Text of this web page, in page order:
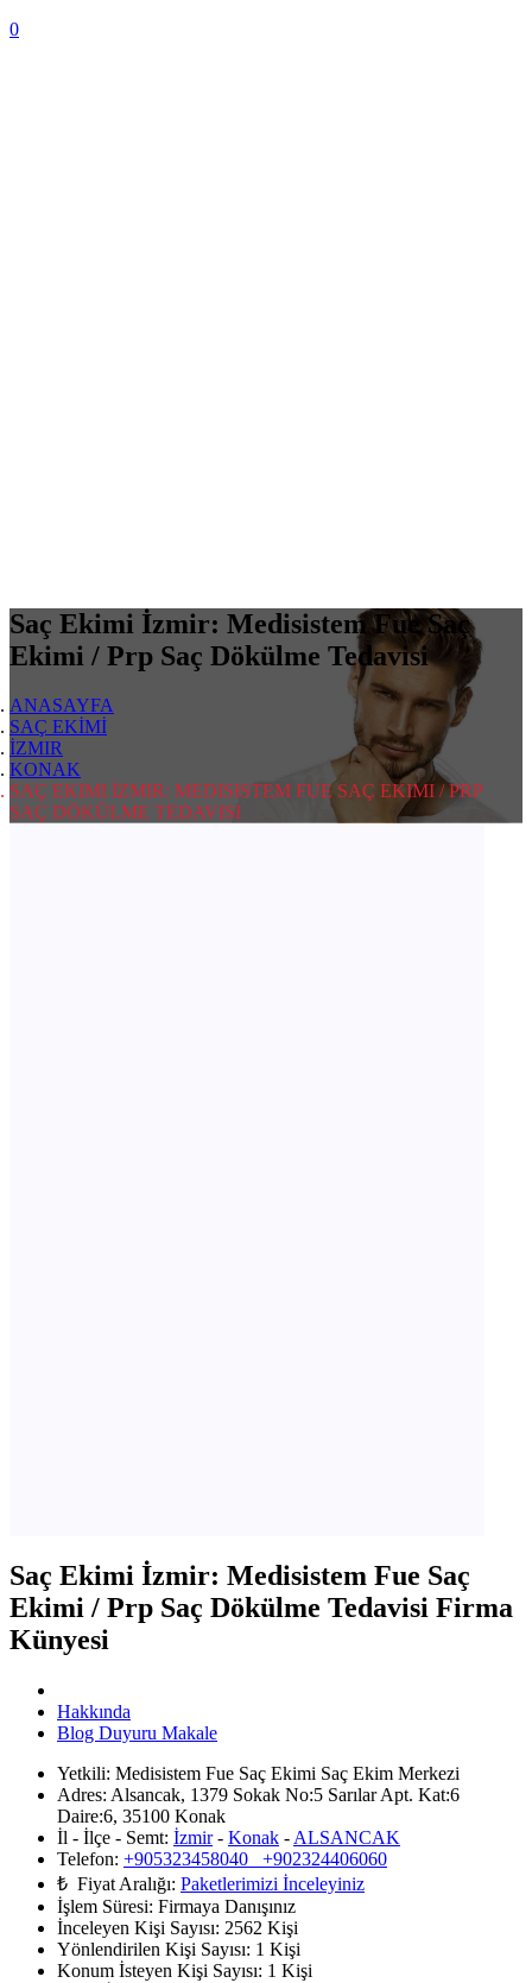
0
Saç Ekimi İzmir: Medisistem Fue Saç
Ekimi / Prp Saç Dökülme Tedavisi
ANASAYFA
SAÇ EKİMİ
İZMIR
KONAK
SAÇ EKIMI İZMIR: MEDISISTEM FUE SAÇ EKIMI / PRP
SAÇ DÖKÜLME TEDAVISI
Saç Ekimi İzmir: Medisistem Fue Saç
Ekimi / Prp Saç Dökülme Tedavisi Firma
Künyesi
Hakkında
Blog Duyuru Makale
Yetkili: Medisistem Fue Saç Ekimi Saç Ekim Merkezi
Adres: Alsancak, 1379 Sokak No:5 Sarılar Apt. Kat:6
Daire:6, 35100 Konak
İl - İlçe - Semt: İzmir- Konak - ALSANCAK
Telefon: +905323458040 +902324406060
₺ Fiyat Aralığı: Paketlerimizi İnceleyiniz
İşlem Süresi: Firmaya Danışınız
İnceleyen Kişi Sayısı: 2562 Kişi
Yönlendirilen Kişi Sayısı: 1 Kişi
Konum İsteyen Kişi Sayısı: 1 Kişi